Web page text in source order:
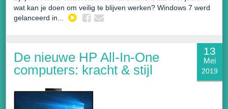
wat kan je doen om veilig te blijven werken? Windows 7 werd
gelanceerd in...
13
Mei
2019
De nieuwe HP All-In-One
computers: kracht & stijl